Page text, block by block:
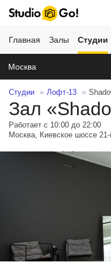
Главная Залы Студии
Москва
Студии Лофт-13
Зал
Работает с 10:00 до 22:00
Москва, Киевское шоссе